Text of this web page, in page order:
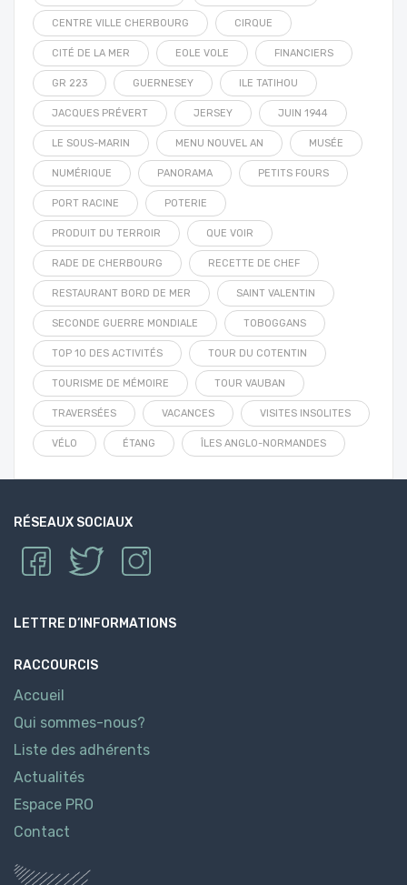
CENTRE VILLE CHERBOURG CIRQUE
CITÉ DE LA MER EOLE VOLE FINANCIERS
GR 223 GUERNESEY ILE TATIHOU
JACQUES PRÉVERT JERSEY JUIN 1944
LE SOUS-MARIN MENU NOUVEL AN MUSÉE
NUMÉRIQUE PANORAMA PETITS FOURS
PORT RACINE POTERIE
PRODUIT DU TERROIR QUE VOIR
RADE DE CHERBOURG RECETTE DE CHEF
RESTAURANT BORD DE MER SAINT VALENTIN
SECONDE GUERRE MONDIALE TOBOGGANS
TOP 10 DES ACTIVITÉS TOUR DU COTENTIN
TOURISME DE MÉMOIRE TOUR VAUBAN
TRAVERSÉES VACANCES VISITES INSOLITES
VÉLO ÉTANG ÎLES ANGLO-NORMANDES
RÉSEAUX SOCIAUX
LETTRE D’INFORMATIONS
RACCOURCIS
Accueil
Qui sommes-nous?
Liste des adhérents
Actualités
Espace PRO
Contact